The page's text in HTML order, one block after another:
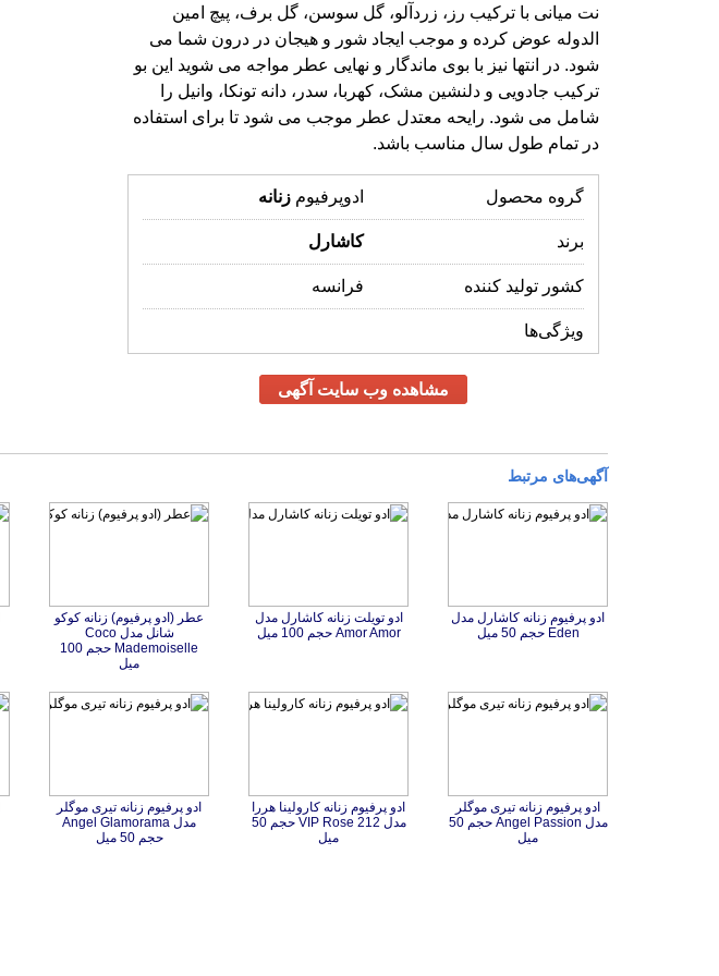
در تمام طول سال مناسب باشد.
گروه محصول ادوپرفیومزنانه
برند کاشارل
کشور تولید کننده فرانسه
ویژگی‌ها
مشاهده وب سایت آگهی
آگهی‌های مرتبط
ادو پرفیوم زنانه کاشارل مدل
Eden حجم 50 میل
ادو تویلت زنانه کاشارل مدل
Amor Amor حجم 100 میل
عطر (ادو پرفیوم) زنانه کوکو
شانل مدل Coco
Mademoiselle حجم 100
میل
ادو پرفیوم زنانه تیری موگلر
مدل Angel Passion حجم 50
میل
ادو پرفیوم زنانه کارولینا هررا
مدل 212 VIP Rose حجم 50
میل
ادو پرفیوم زنانه تیری موگلر
مدل Angel Glamorama
حجم 50 میل